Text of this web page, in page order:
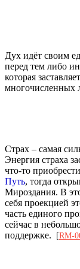
Дух идёт своим
перед тем либо
которая
многочисленных
Страх – самая
Энергия страха
что-то
Путь, тогда
Мироздания. В
себя проекцией
часть единого
сейчас в
поддержке.
[RM-